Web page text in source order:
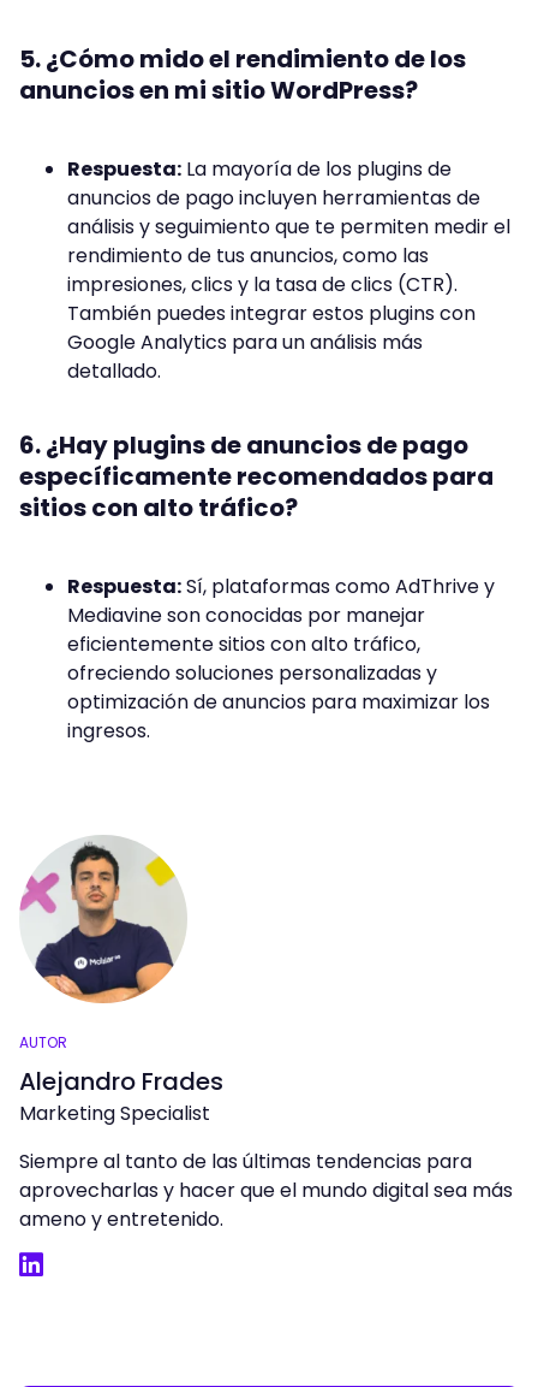
5. ¿Cómo mido el rendimiento de los
anuncios en mi sitio WordPress?
Respuesta: La mayoría de los plugins de
anuncios de pago incluyen herramientas de
análisis y seguimiento que te permiten medir el
rendimiento de tus anuncios, como las
impresiones, clics y la tasa de clics (CTR).
También puedes integrar estos plugins con
Google Analytics para un análisis más
detallado.
6. ¿Hay plugins de anuncios de pago
específicamente recomendados para
sitios con alto tráfico?
Respuesta:Sí, plataformas como AdThrive y
Mediavine son conocidas por manejar
eficientemente sitios con alto tráfico,
ofreciendo soluciones personalizadas y
optimización de anuncios para maximizar los
ingresos.
AUTOR
Alejandro Frades
Marketing Specialist
Siempre al tanto de las últimas tendencias para
aprovecharlas y hacer que el mundo digital sea más
ameno y entretenido.